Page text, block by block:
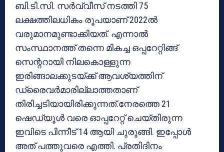
ബി.ടി.സി. സര്‍വ്വീസ് നടത്തി 75
ലക്ഷത്തിലധികം രൂപയാണ് 2022ല്‍
വരുമാനമുണ്ടാക്കിയത്. എന്നാല്‍
സംസ്ഥാനത്ത് തന്നെ മികച്ച ഒപ്പറേറ്റിങ്ങ്
സെന്ററായി നിലകൊള്ളുന്ന
ഇരിങ്ങാലക്കുടയ്ക്ക് ആവശ്യത്തിന്
ഡ്രൈവര്‍മാരില്ലാത്തതാണ്
തിരിച്ചടിയായിരിക്കുന്നത്.നേരത്തെ 21
ഷെഡ്യൂള്‍ വരെ ഓപ്പറേറ്റ് ചെയ്തിരുന്ന
ഇവിടെ പിന്നീട് 14 ആയി ചുരുങ്ങി. ഇപ്പോള്‍
അത് പത്തുവരെ എത്തി. പ്രതിദിനം